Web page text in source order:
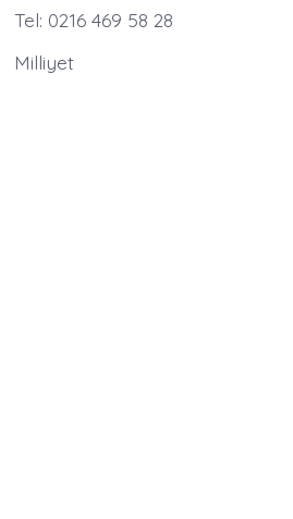
Tel: 0216 469 58 28
Milliyet